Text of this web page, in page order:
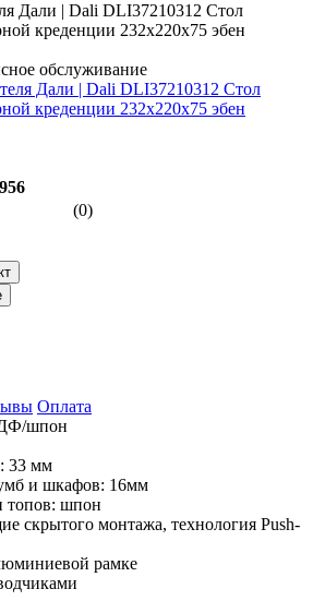
Дали | Dali DLI37210312 Стол
креденции 232x220x75 эбен
обслуживание
(0)
Оплата
шпон
33 мм
и шкафов: 16мм
топов: шпон
скрытого монтажа, технология Push-
рамке